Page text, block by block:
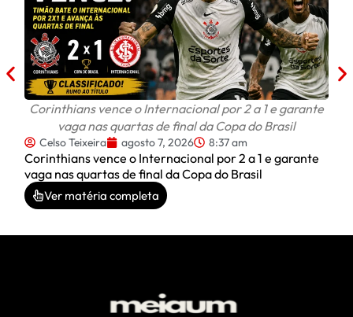
Corinthians vence o Internacional por 2 a 1 e garante
vaga nas quartas de final da Copa do Brasil
Celso Teixeira agosto 7, 2026 8:37 am
Corinthians vence o Internacional por 2 a 1 e garante
vaga nas quartas de final da Copa do Brasil
Ver matéria completa